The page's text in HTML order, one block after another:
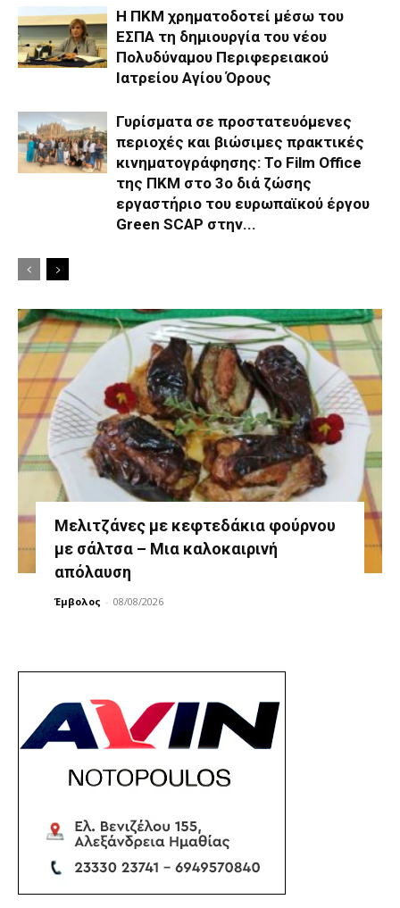
Η ΠΚΜ χρηματοδοτεί μέσω του
ΕΣΠΑ τη δημιουργία του νέου
Πολυδύναμου Περιφερειακού
Ιατρείου Αγίου Όρους
Γυρίσματα σε προστατευόμενες
περιοχές και βιώσιμες πρακτικές
κινηματογράφησης: Το Film Office
της ΠΚΜ στο 3o διά ζώσης
εργαστήριο του ευρωπαϊκού έργου
Green SCAP στην...
Μελιτζάνες με κεφτεδάκια φούρνου
με σάλτσα – Μια καλοκαιρινή
απόλαυση
Έμβολος - 08/08/2026